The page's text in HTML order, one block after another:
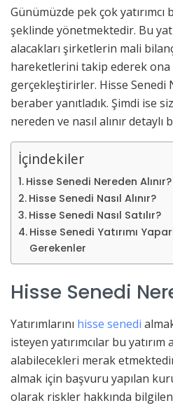
Günümüzde pek çok
şeklinde yönetmektedir. Bu
alacakları şirketlerin mali
hareketlerini takip ederek ona
gerçekleştirirler. Hisse
beraber yanıtladık. Şimdi ise
nereden ve nasıl alınır
İçindekiler
Hisse Senedi Nereden Alınır?
Hisse Senedi Nasıl Alınır?
Hisse Senedi Nasıl Satılır?
Hisse Senedi Yatırımı
Gerekenler
Hisse Senedi
Yatırımlarını hisse senedi
isteyen yatırımcılar bu yatırım
alabilecekleri merak
almak için başvuru yapılan
olarak riskler hakkında